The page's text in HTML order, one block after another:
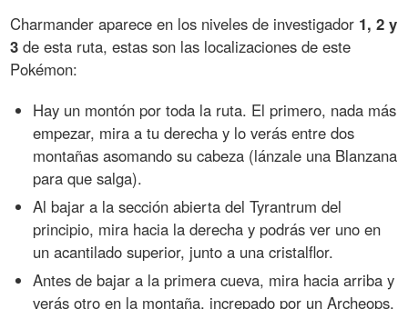
Charmander aparece en los niveles de investigador 1, 2 y
3 de esta ruta, estas son las localizaciones de este
Pokémon:
Hay un montón por toda la ruta. El primero, nada más
empezar, mira a tu derecha y lo verás entre dos
montañas asomando su cabeza (lánzale una Blanzana
para que salga).
Al bajar a la sección abierta del Tyrantrum del
principio, mira hacia la derecha y podrás ver uno en
un acantilado superior, junto a una cristalflor.
Antes de bajar a la primera cueva, mira hacia arriba y
verás otro en la montaña, increpado por un Archeops.